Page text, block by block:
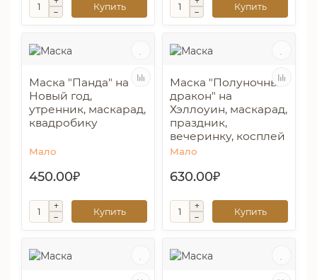
Купить Купить
Маска "Панда" на
Новый год,
утренник, маскарад,
квадробику
Мало
450.00₽
Купить
Маска "Полуночный
дракон" на
Хэллоуин, маскарад,
праздник,
вечеринку, косплей
Мало
630.00₽
Купить